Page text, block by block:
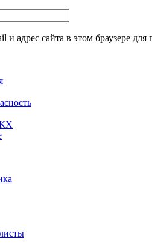
и адрес сайта в этом браузере